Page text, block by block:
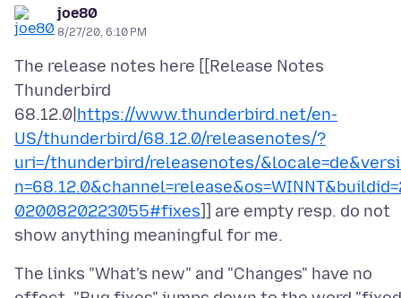
joe80
8/27/20, 6:10 PM
The release notes here [[Release Notes
Thunderbird
68.12.0| https://www.thunderbird.net/en-
US/thunderbird/68.12.0/releasenotes/?
uri=/thunderbird/releasenotes/
0200820223055#fixes]] are empty resp. do not
The links "What's new" and "Changes" have no